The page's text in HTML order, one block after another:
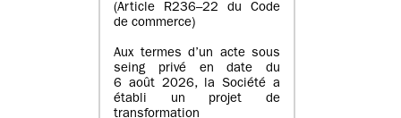
(Article R236–22 du Code
de commerce)
Aux termes d’un acte sous
seing privé en date du
6 août 2026, la Société a
établi un projet de
transformation